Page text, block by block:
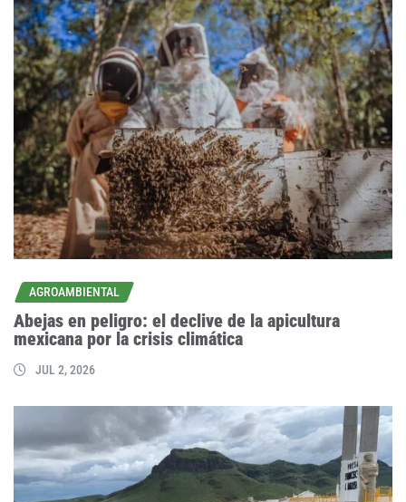
AGROAMBIENTAL
Abejas en peligro: el declive de la apicultura
mexicana por la crisis climática
JUL 2, 2026